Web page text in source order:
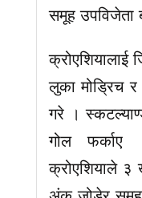
समूह उपविजेता
क्रोएशियालाई
लुका मोड्रिच
गरे ।
गोल
क्रोएशियाले